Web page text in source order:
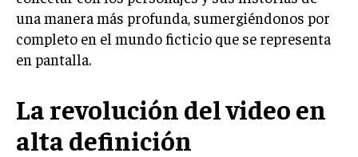
una manera más profunda, sumergiéndonos por
completo en el mundo ficticio que se representa
en pantalla.
La revolución del video en
alta definición